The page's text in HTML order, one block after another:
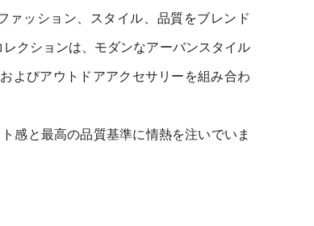
ァッション、スタイル、品質をブレンド
レクションは、モダンなアーバンスタイル
よびアウトドアアクセサリーを組み合わ
感と最高の品質基準に情熱を注いでいま